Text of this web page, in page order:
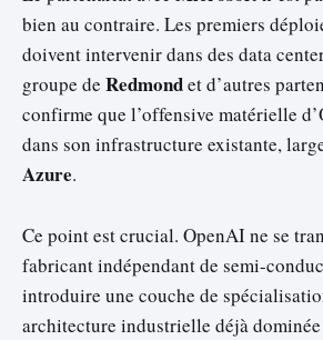
bien au contraire. Les premiers
doivent intervenir dans des data
groupe de Redmondet d’autres
confirme que l’offensive matérielle
dans son infrastructure existante,
Azure.
Ce point est crucial. OpenAI ne se
fabricant indépendant de semi-
introduire une couche de
architecture industrielle déjà dominée